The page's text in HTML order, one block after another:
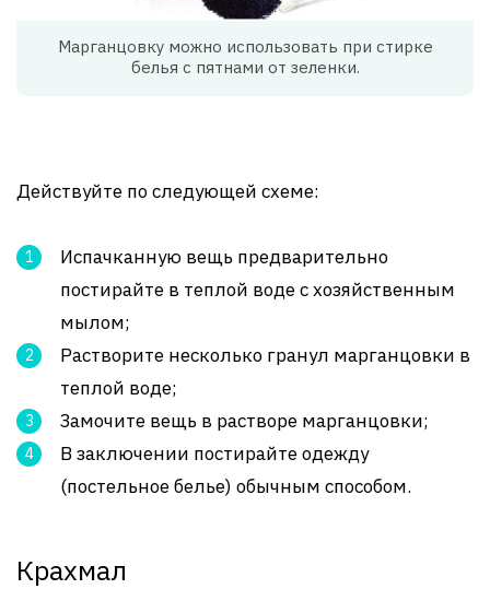
Марганцовку можно использовать при стирке
белья с пятнами от зеленки.
Действуйте по следующей схеме:
Испачканную вещь предварительно
постирайте в теплой воде с хозяйственным
мылом;
Растворите несколько гранул марганцовки в
теплой воде;
Замочите вещь в растворе марганцовки;
В заключении постирайте одежду
(постельное белье) обычным способом.
Крахмал